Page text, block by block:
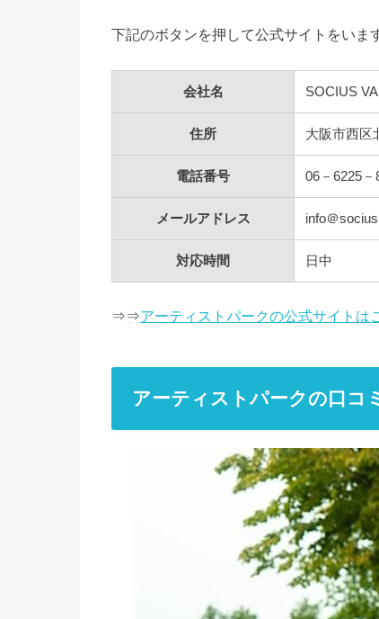
下記のボタンを押して公式サイトをいま
会社名 SOCIUS
住所 大阪市西
電話番号 06－6225－
メールアドレス info＠
対応時間 日中
⇒⇒アーティストパークの公式サイトは
アーティストパークの口コ